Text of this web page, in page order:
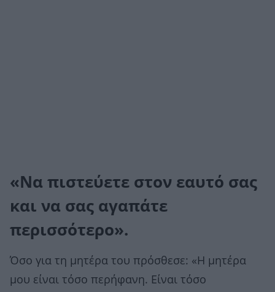
«Να πιστεύετε στον εαυτό σας
και να σας αγαπάτε
περισσότερο».
Όσο για τη μητέρα του πρόσθεσε: «Η μητέρα
μου είναι τόσο περήφανη. Είναι τόσο